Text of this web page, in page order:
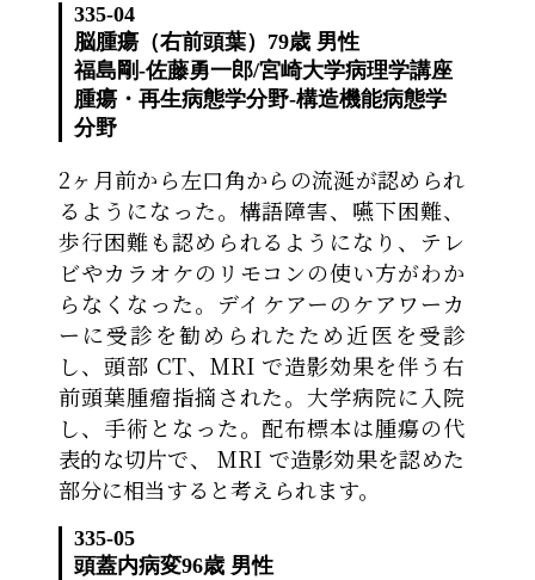
335-04
脳腫瘍（右前頭葉） 79歳 男性
福島剛-佐藤勇一郎/宮崎大学病理学講座
腫瘍・再生病態学分野-構造機能病態学
分野
2ヶ月前から左口角からの流涎が認められ
るようになった。構語障害、嚥下困難、
歩行困難も認められるようになり、テレ
ビやカラオケのリモコンの使い方がわか
らなくなった。デイケアーのケアワーカ
ーに受診を勧められたため近医を受診
し、頭部 CT、MRI で造影効果を伴う右
前頭葉腫瘤指摘された。大学病院に入院
し、手術となった。配布標本は腫瘍の代
表的な切片で、 MRI で造影効果を認めた
部分に相当すると考えられます。
335-05
頭蓋内病変96歳 男性